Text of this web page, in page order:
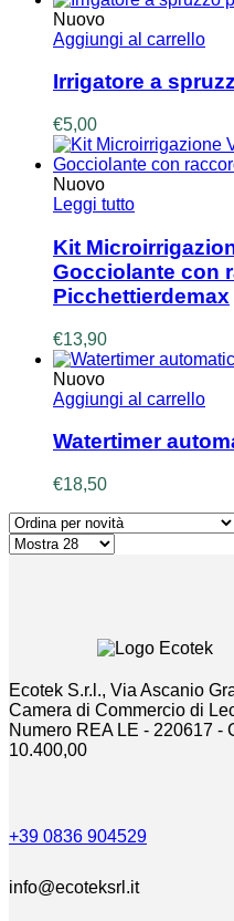
Nuovo
Aggiungi al carrello
Irrigatore a
€5,00
Nuovo
Leggi tutto
Kit
Gocciolante con
Picchettierdemax
€13,90
Nuovo
Aggiungi al carrello
Watertimer
€18,50
Ecotek S.r.l., Via Ascanio
Camera di Commercio di
Numero REA LE - 220617 -
10.400,00
+39 0836 904529
info@ecoteksrl.it